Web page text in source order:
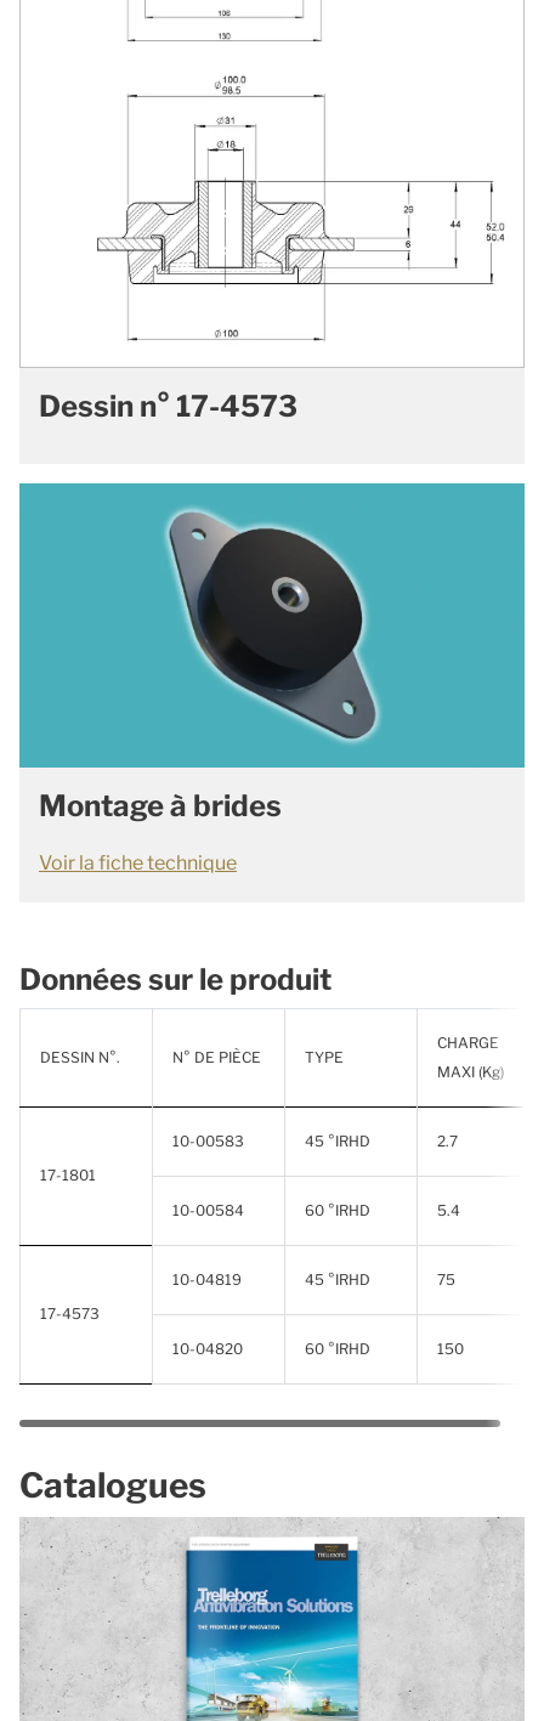
Dessin n° 17-4573
Montage à brides
Voir la fiche technique
Données sur le produit
DESSIN N°. N° DE PIÈCE TYPE
CHARGE
MAXI (Kg)
17-1801
10-00583 45 °IRHD 2.7
10-00584 60 °IRHD 5.4
17-4573
10-04819 45 °IRHD 75
10-04820 60 °IRHD 150
Catalogues